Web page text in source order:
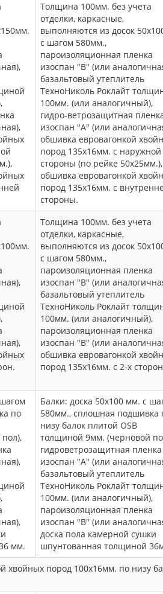
Толщина 100мм. без учета
отделки, каркасные,
выполняются из досок
с шагом 580мм.,
пароизоляционная пленка
изоспан "В" (или
базальтовый утеплитель
ТехноНиколь Роклайт
100мм. (или аналогичный),
гидро-ветрозащитная
изоспан "А" (или
обшивка евровагонкой
пород 135х16мм. с наружной
стороны (по рейке 50х25мм.),
обшивка евровагонкой
пород 135х16мм. с
стороны.
Толщина 100мм. без учета
отделки, каркасные,
выполняются из досок
с шагом 580мм.,
пароизоляционная пленка
изоспан "В" (или
базальтовый утеплитель
ТехноНиколь Роклайт
100мм. (или аналогичный),
пароизоляционная пленка
изоспан "В" (или
обшивка евровагонкой
пород 135х16мм. с 2-х
по
мм.
Балки: доска 50х100 мм. с
580мм., сплошная подшивка
низу балок плитой OSB
толщиной 9мм. (черновой
гидроветрозащитная пленка
изоспан "А" (или
базальтовый утеплитель
ТехноНиколь Роклайт
100мм. (или аналогичный),
пароизоляционная пленка
изоспан "В" (или
доска пола камерной сушки
шпунтованная толщиной
хвойных пород 100х16мм. по низу